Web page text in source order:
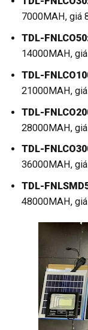
7000MAH, giá
TDL-
14000MAH,
TDL-
21000MAH,
TDL-
28000MAH,
TDL-
36000MAH,
TDL-
48000MAH,